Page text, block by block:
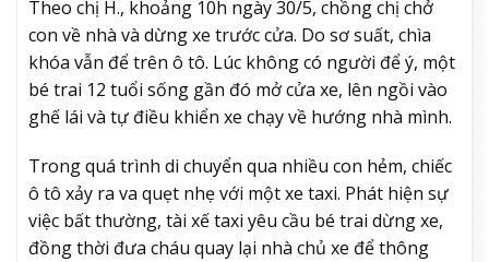
Theo chị H., khoảng 10h ngày 30/5, chồng chị chở
con về nhà và dừng xe trước cửa. Do sơ suất, chìa
khóa vẫn để trên ô tô. Lúc không có người để ý, một
bé trai 12 tuổi sống gần đó mở cửa xe, lên ngồi vào
ghế lái và tự điều khiển xe chạy về hướng nhà mình.
Trong quá trình di chuyển qua nhiều con hẻm, chiếc
ô tô xảy ra va quẹt nhẹ với một xe taxi. Phát hiện sự
việc bất thường, tài xế taxi yêu cầu bé trai dừng xe,
đồng thời đưa cháu quay lại nhà chủ xe để thông